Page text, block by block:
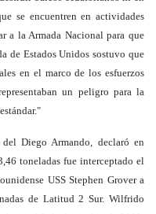
se encuentren en actividades
a la Armada Nacional para que
de Estados Unidos sostuvo que
en el marco de los esfuerzos
un peligro para la
Diego Armando, declaró en
toneladas fue interceptado el
USS Stephen Grover a
de Latitud 2 Sur. Wilfrido